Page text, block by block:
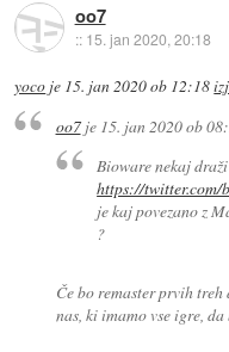
oo7
:: 15. jan 2020, 20:18
yoco je 15. jan 2020 ob 12:18
oo7je 15. jan 2020 ob
Bioware nekaj
https://twitter.com/
je kaj povezano z
?
Če bo remaster prvih
nas, ki imamo vse igre,